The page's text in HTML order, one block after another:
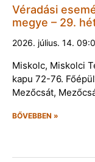
Véradási
megye – 29.
2026. július. 14.
Miskolc, Miskolci
kapu 72-76.
Mezőcsát,
BŐVEBBEN »